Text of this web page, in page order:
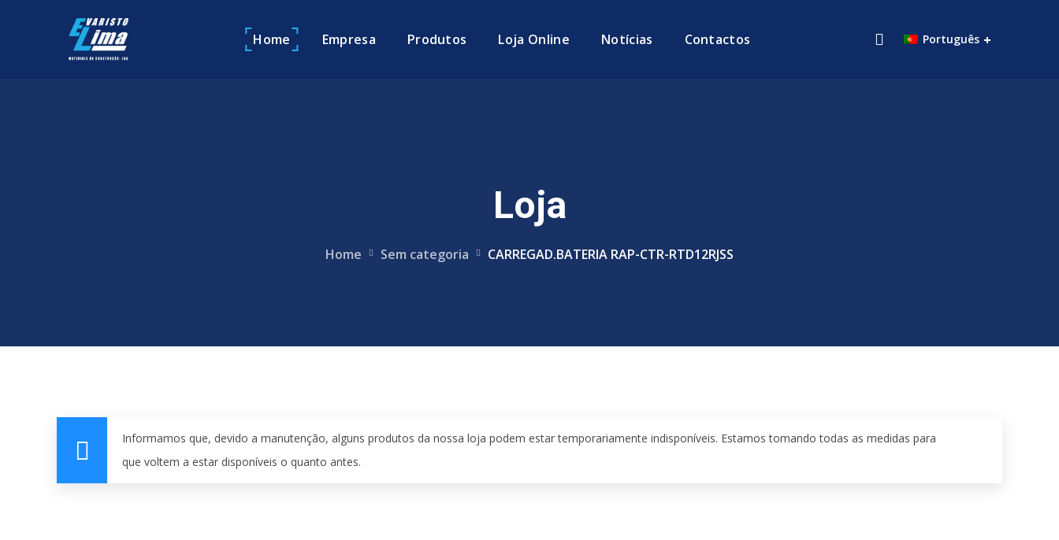
Home Empresa Produtos Loja Online Notícias Contactos Português
Loja
Home Sem categoria CARREGAD.BATERIA RAP-CTR-RTD12RJSS
Informamos que, devido a manutenção, alguns produtos da nossa loja podem estar temporariamente indisponíveis. Estamos tomando todas as medidas para
que voltem a estar disponíveis o quanto antes.